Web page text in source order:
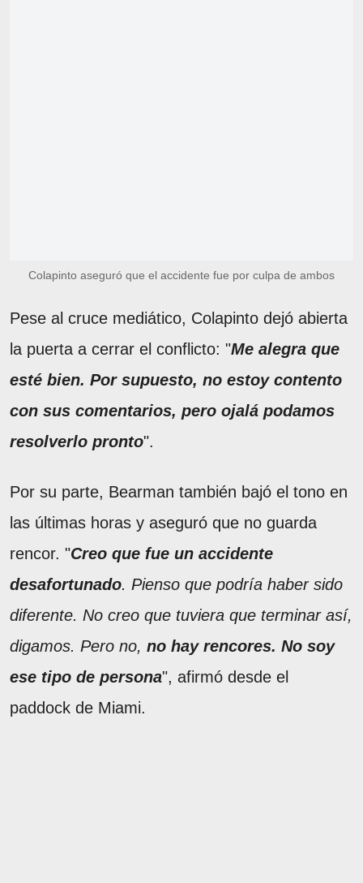
Colapinto aseguró que el accidente fue por culpa de ambos
Pese al cruce mediático, Colapinto dejó abierta
la puerta a cerrar el conflicto: "Me alegra que
esté bien. Por supuesto, no estoy contento
con sus comentarios, pero ojalá podamos
resolverlo pronto".
Por su parte, Bearman también bajó el tono en
las últimas horas y aseguró que no guarda
rencor. "Creo que fue un accidente
desafortunado. Pienso que podría haber sido
diferente. No creo que tuviera que terminar así,
digamos. Pero no, no hay rencores. No soy
ese tipo de persona", afirmó desde el
paddock de Miami.